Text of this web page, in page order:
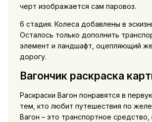
черт изображается сам паровоз.
6 стадия. Колеса добавлены в
Осталось только дополнить
элемент и ландшафт, оцепляющий
дорогу.
Вагончик раскраска
Раскраски Вагон понравятся в
тем, кто любит путешествия по
Вагон – это транспортное средство,